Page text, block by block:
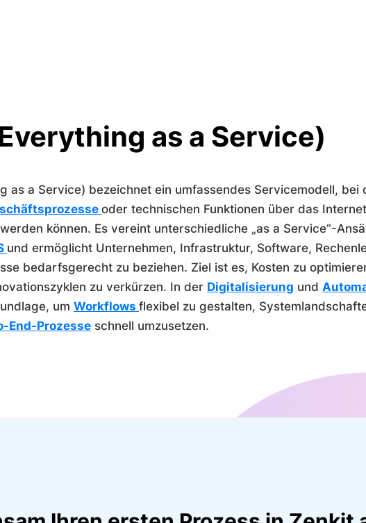
as a Service)
as a Service) bezeichnet ein umfassendes Servicemodell, bei
oder technischen Funktionen über das
können. Es vereint unterschiedliche „as a Service“-
und ermöglicht Unternehmen, Infrastruktur, Software,
bedarfsgerecht zu beziehen. Ziel ist es, Kosten zu
zu verkürzen. In der Digitalisierung und
um Workflows flexibel zu gestalten,
End-Prozesse schnell umzusetzen.